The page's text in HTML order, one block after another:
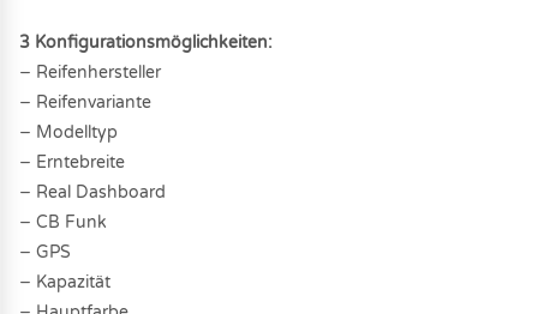
3 Konfigurationsmöglichkeiten:
− Reifenhersteller
− Reifenvariante
− Modelltyp
− Erntebreite
− Real Dashboard
− CB Funk
− GPS
− Kapazität